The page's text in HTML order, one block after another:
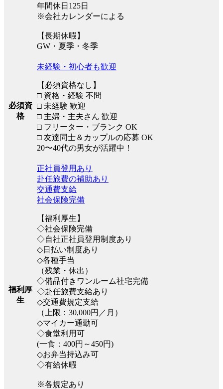
年間休日125日
※会社カレンダーによる
【長期休暇】
GW・夏季・冬季
必須資
格
未経験・初心者も歓迎
【必須資格なし】
□ 資格・経験 不問
□ 未経験 歓迎
□ 主婦・主夫さん 歓迎
□ フリーター・ブランク OK
□ 友達同士＆カップルの応募 OK
20〜40代の男女が活躍中！
福利厚
生
正社員登用あり
赴任旅費の補助あり
交通費支給
社会保険完備
【福利厚生】
◇社会保険完備
◇自社正社員登用制度あり
◇日払い制度あり
◇各種手当
（残業・休出）
◇備品付きワンルーム社宅完備
◇赴任旅費支給あり
◇交通費規定支給
（上限：30,000円／月）
◇マイカー通勤可
◇食堂利用可
(一食：400円～450円)
◇お弁当持込み可
◇有給休暇
※各規定あり